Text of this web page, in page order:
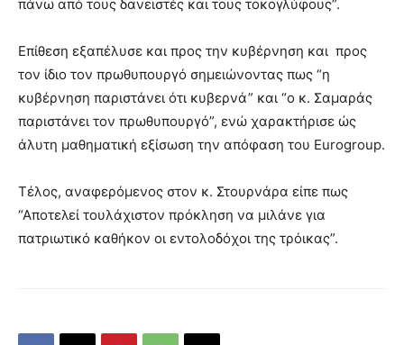
πάνω από τους δανειστές και τους τοκογλύφους”.
Επίθεση εξαπέλυσε και προς την κυβέρνηση και προς
τον ίδιο τον πρωθυπουργό σημειώνοντας πως “η
κυβέρνηση παριστάνει ότι κυβερνά” και “ο κ. Σαμαράς
παριστάνει τον πρωθυπουργό”, ενώ χαρακτήρισε ώς
άλυτη μαθηματική εξίσωση την απόφαση του Eurogroup.
Τέλος, αναφερόμενος στον κ. Στουρνάρα είπε πως
“Αποτελεί τουλάχιστον πρόκληση να μιλάνε για
πατριωτικό καθήκον οι εντολοδόχοι της τρόικας”.